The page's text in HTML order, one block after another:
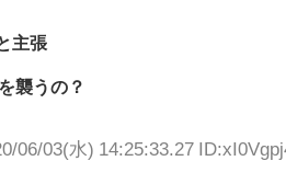
主張
襲うの？
06/03(水) 14:25:33.27